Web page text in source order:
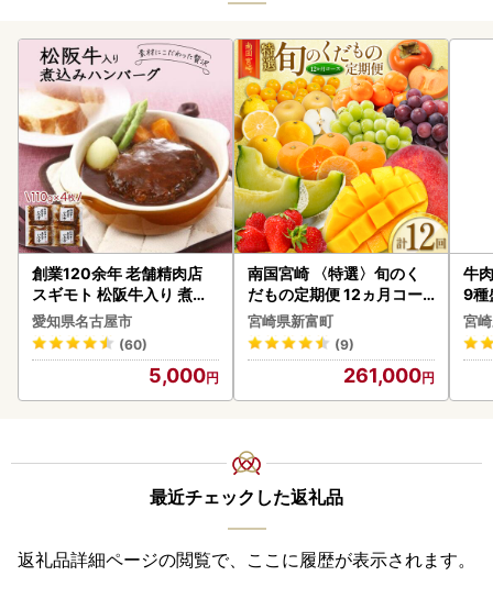
創業120余年 老舗精肉店
スギモト 松阪牛入り 煮込
み ハンバーグ 110g×4枚
惣菜 お取り寄せ グルメ ハ
ンバーグ 冷凍
愛知県名古屋市
(60)
5,000
南国宮崎 〈特選〉旬のく
だもの定期便 12ヵ月コー
ス【F84-25】
宮崎県新富町
(9)
261,000
牛
9種
-
シ!!
宮
最近チェックした返礼品
返礼品詳細ページの閲覧で、ここに履歴が表示されます。